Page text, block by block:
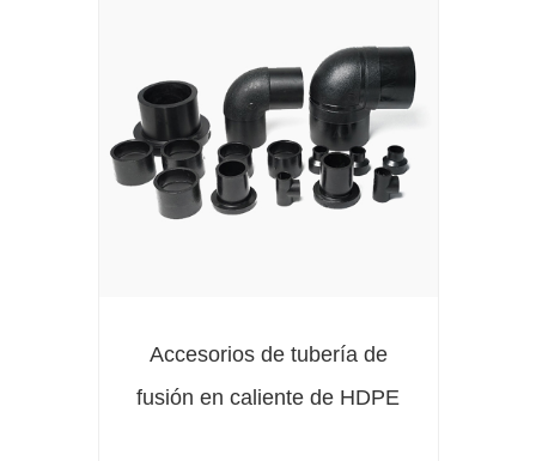
Accesorios de tubería de
fusión en caliente de HDPE